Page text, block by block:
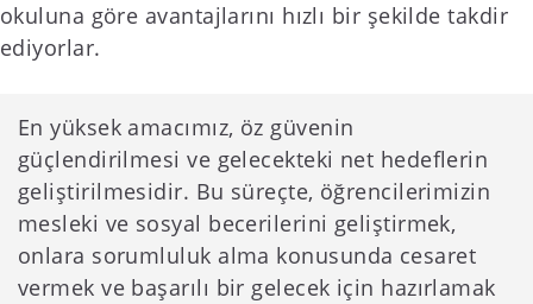
okuluna göre avantajlarını hızlı bir şekilde takdir
ediyorlar.
En yüksek amacımız, öz güvenin
güçlendirilmesi ve gelecekteki net hedeflerin
geliştirilmesidir. Bu süreçte, öğrencilerimizin
mesleki ve sosyal becerilerini geliştirmek,
onlara sorumluluk alma konusunda cesaret
vermek ve başarılı bir gelecek için hazırlamak